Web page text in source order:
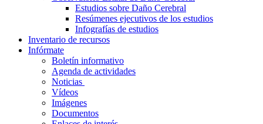
Estudios sobre Daño Cerebral
Resúmenes ejecutivos de los estudios
Infografías de estudios
Inventario de recursos
Infórmate
Boletín informativo
Agenda de actividades
Noticias
Vídeos
Imágenes
Documentos